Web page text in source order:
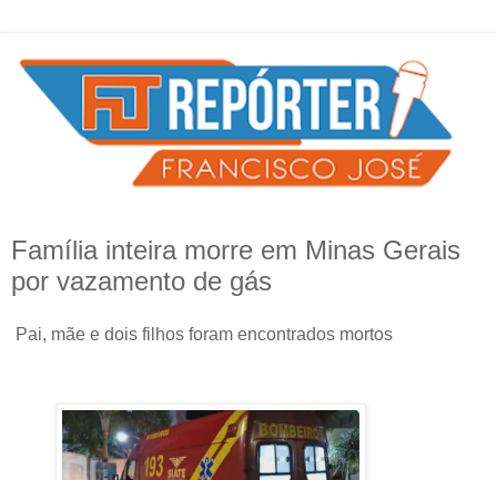
Família inteira morre em Minas Gerais
por vazamento de gás
Pai, mãe e dois filhos foram encontrados mortos